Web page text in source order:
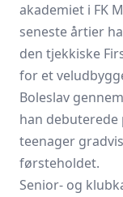
akademiet i FK
seneste årtier
den tjekkiske
for et
Boleslav
han debuterede
teenager
førsteholdet.
Senior- og